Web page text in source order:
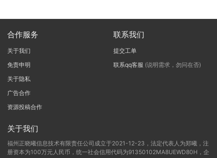
合作服务
关于我们
免责申明
关于隐私
广告合作
资源投稿合作
联系我们
提交工单
联系qq客服 (说明需求，勿问在否)
关于我们
福州正晓曦信息技术有限责任公司成立于2021-12-23，法定代表人为郑曦，注
册资本为100万元人民币，统一社会信用代码为91350102MA8UEWD80H，企